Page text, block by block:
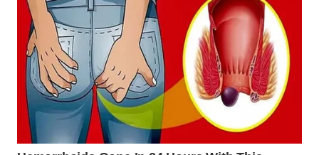
WN
TANGERANG
WN
BINJAI
CIREBON